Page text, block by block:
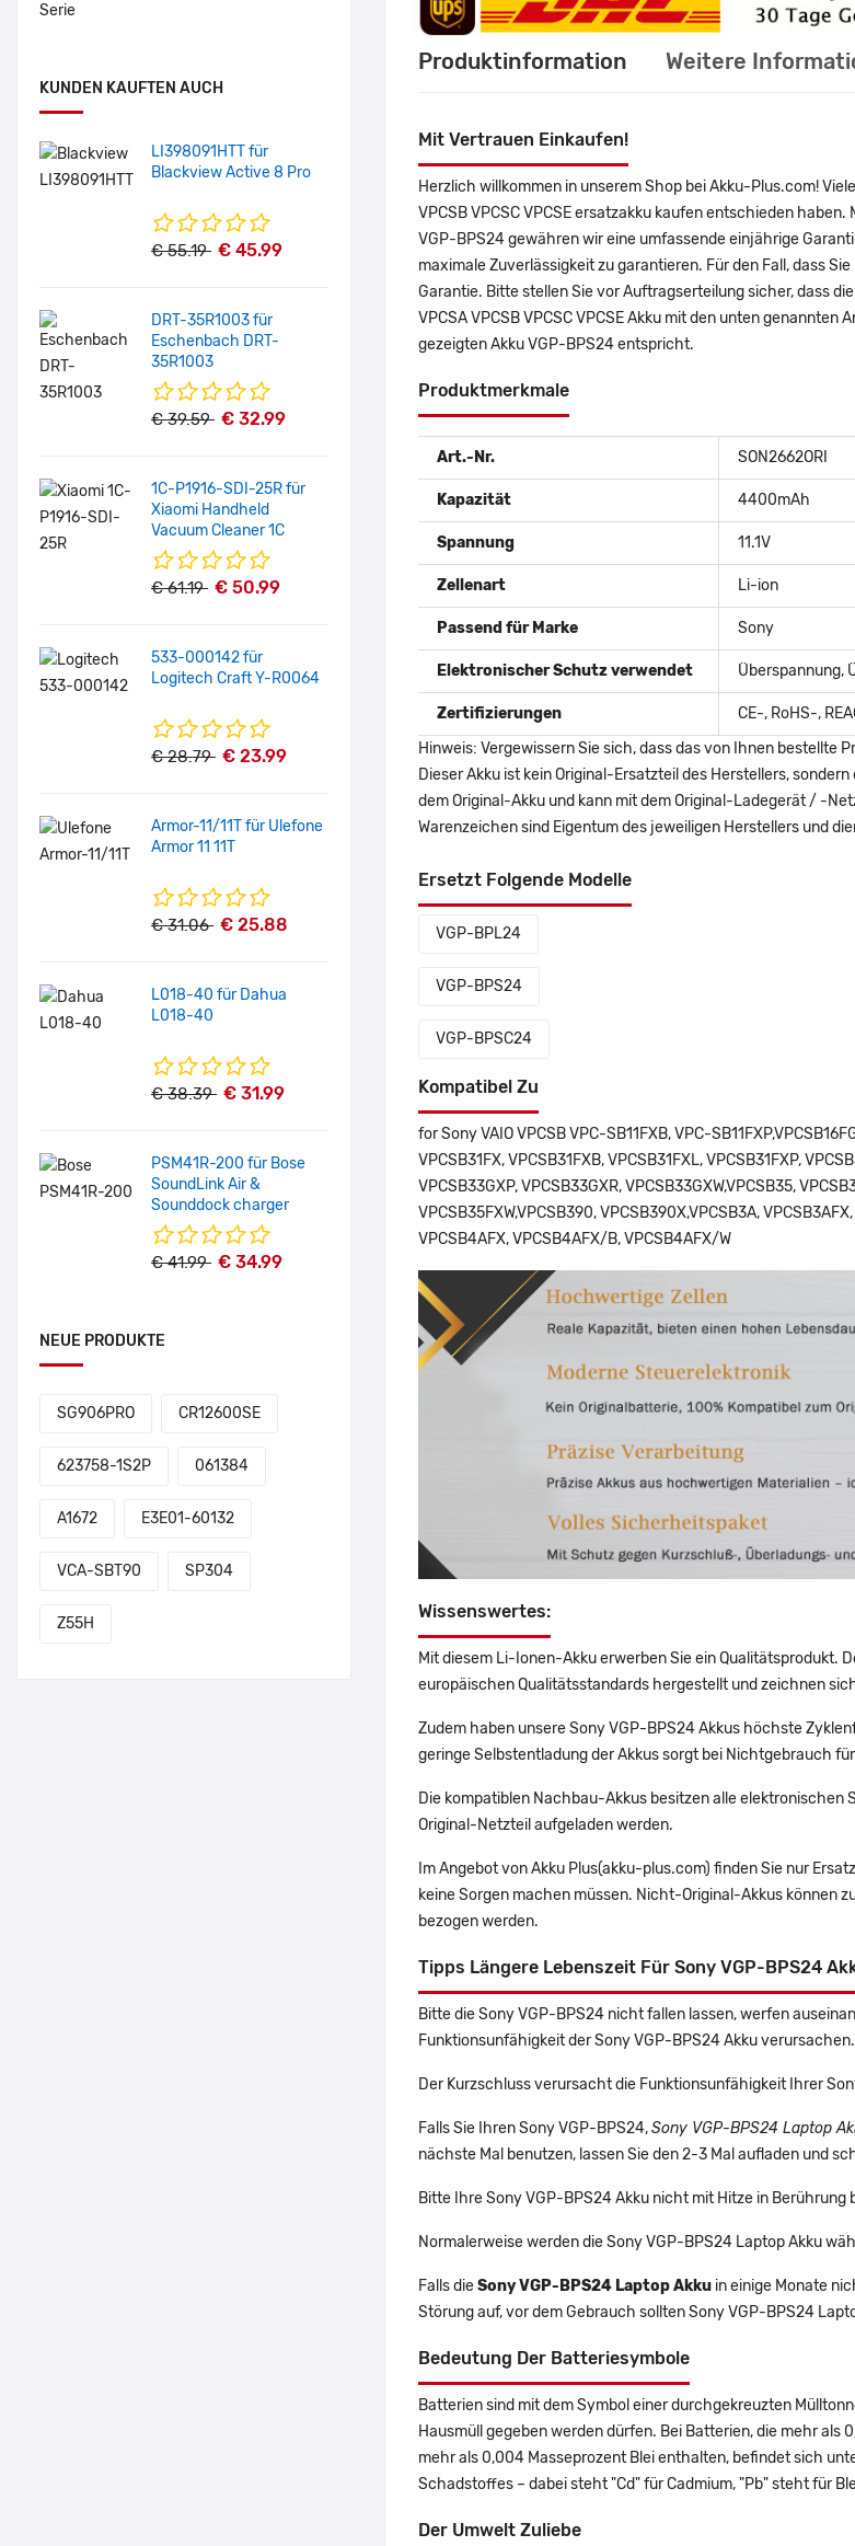
Serie
KUNDEN KAUFTEN AUCH
LI398091HTT für
Blackview Active 8 Pro
€ 55.19 € 45.99
DRT-35R1003 für
Eschenbach DRT-
35R1003
€ 39.59 € 32.99
1C-P1916-SDI-25R für
Xiaomi Handheld
Vacuum Cleaner 1C
€ 61.19 € 50.99
533-000142 für
Logitech Craft Y-R0064
€ 28.79 € 23.99
Armor-11/11T für Ulefone
Armor 11 11T
€ 31.06 € 25.88
L018-40 für Dahua
L018-40
€ 38.39 € 31.99
PSM41R-200 für Bose
SoundLink Air &
Sounddock charger
€ 41.99 € 34.99
NEUE PRODUKTE
SG906PRO CR12600SE
623758-1S2P 061384
A1672 E3E01-60132
VCA-SBT90 SP304
Z55H
Produktinformation Weitere
Mit Vertrauen Einkaufen!
Herzlich willkommen in unserem Shop bei Akku-Plus.com!
VPCSB VPCSC VPCSE ersatzakku kaufen entschieden
VGP-BPS24 gewähren wir eine umfassende einjährige
maximale Zuverlässigkeit zu garantieren. Für den Fall, dass
Garantie. Bitte stellen Sie vor Auftragserteilung sicher, dass
VPCSA VPCSB VPCSC VPCSE Akku mit den unten
gezeigten Akku VGP-BPS24 entspricht.
Produktmerkmale
Art.-Nr. SON2662ORI
Kapazität 4400mAh
Spannung 11.1V
Zellenart Li-ion
Passend für Marke Sony
Elektronischer Schutz verwendet Überspannung,
Zertifizierungen
CE-, RoHS-,
Hinweis: Vergewissern Sie sich, dass das von Ihnen bestellte
Dieser Akku ist kein Original-Ersatzteil des Herstellers,
dem Original-Akku und kann mit dem Original-Ladegerät / -
Warenzeichen sind Eigentum des jeweiligen Herstellers und
Ersetzt Folgende Modelle
VGP-BPL24
VGP-BPS24
VGP-BPSC24
Kompatibel Zu
for Sony VAIO VPCSB VPC-SB11FXB, VPC-
VPCSB31FX, VPCSB31FXB, VPCSB31FXL, VPCSB31FXP,
VPCSB33GXP, VPCSB33GXR, VPCSB33GXW,VPCSB35,
VPCSB35FXW,VPCSB390, VPCSB390X,VPCSB3A,
VPCSB4AFX, VPCSB4AFX/B, VPCSB4AFX/W
Wissenswertes:
Mit diesem Li-Ionen-Akku erwerben Sie ein Qualitätsprodukt.
europäischen Qualitätsstandards hergestellt und zeichnen
Zudem haben unsere Sony VGP-BPS24 Akkus höchste
geringe Selbstentladung der Akkus sorgt bei Nichtgebrauch
Die kompatiblen Nachbau-Akkus besitzen alle
Original-Netzteil aufgeladen werden.
Im Angebot von Akku Plus(akku-plus.com) finden Sie nur
keine Sorgen machen müssen. Nicht-Original-Akkus können
bezogen werden.
Tipps Längere Lebenszeit Für Sony VGP-BPS24
Bitte die Sony VGP-BPS24 nicht fallen lassen, werfen
Funktionsunfähigkeit der Sony VGP-BPS24 Akku verursachen.
Der Kurzschluss verursacht die Funktionsunfähigkeit Ihrer
Falls Sie Ihren Sony VGP-BPS24,Sony VGP-BPS24 Laptop
nächste Mal benutzen, lassen Sie den 2-3 Mal aufladen und
Bitte Ihre Sony VGP-BPS24 Akku nicht mit Hitze in
Normalerweise werden die Sony VGP-BPS24 Laptop Akku
Falls dieSony VGP-BPS24 Laptop Akku in einige Monate
Störung auf, vor dem Gebrauch sollten Sony VGP-BPS24
Bedeutung Der Batteriesymbole
Batterien sind mit dem Symbol einer durchgekreuzten
Hausmüll gegeben werden dürfen. Bei Batterien, die mehr als
mehr als 0,004 Masseprozent Blei enthalten, befindet sich
Schadstoffes – dabei steht "Cd" für Cadmium, "Pb" steht für
Der Umwelt Zuliebe